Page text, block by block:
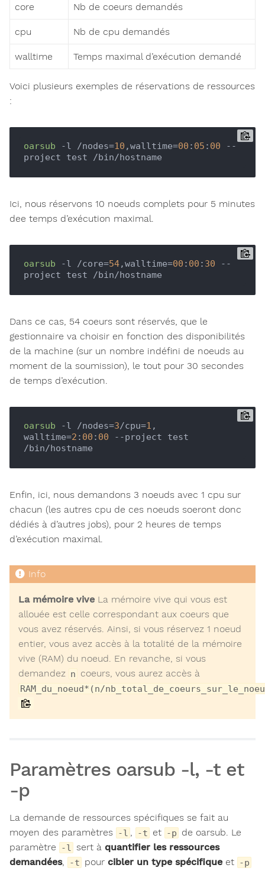
core Nb de coeurs demandés
cpu Nb de cpu demandés
walltime Temps maximal d’exécution demandé
Voici plusieurs exemples de réservations de ressources
:
oarsub -l /nodes=10 ,walltime=00 : 05 : 00 --
Ici, nous réservons 10 noeuds complets pour 5 minutes
dee temps d’exécution maximal.
oarsub -l /core=54,walltime=00 : 00 : 30 --
Dans ce cas, 54 coeurs sont réservés, que le
gestionnaire va choisir en fonction des disponibilités
de la machine (sur un nombre indéfini de noeuds au
moment de la soumission), le tout pour 30 secondes
de temps d’exécution.
oarsub -l /nodes=3/cpu=1 ,
walltime=2 : 00 : 00 --project test
Enfin, ici, nous demandons 3 noeuds avec 1 cpu sur
chacun (les autres cpu de ces noeuds soeront donc
dédiés à d’autres jobs), pour 2 heures de temps
d’exécution maximal.
La mémoire vive La mémoire vive qui vous est
allouée est celle correspondant aux coeurs que
vous avez réservés. Ainsi, si vous réservez 1 noeud
entier, vous avez accès à la totalité de la mémoire
vive (RAM) du noeud. En revanche, si vous
demandez n coeurs, vous aurez accès à
RAM_du_noeud*(n/
Paramètres oarsub -l, -t et
-p
La demande de ressources spécifiques se fait au
moyen des paramètres -l , -t et -p de oarsub. Le
paramètre
-l sert à quantifier les ressources
demandées, -t pour cibler un type spécifique et -p